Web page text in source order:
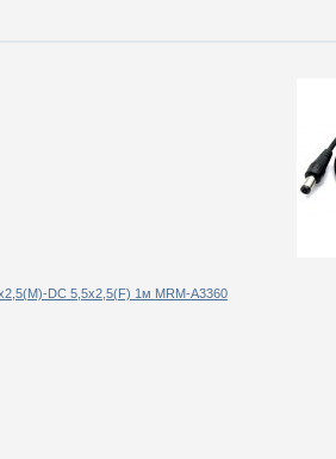
DC 5,5x2,5(F) 1м MRM-A3360